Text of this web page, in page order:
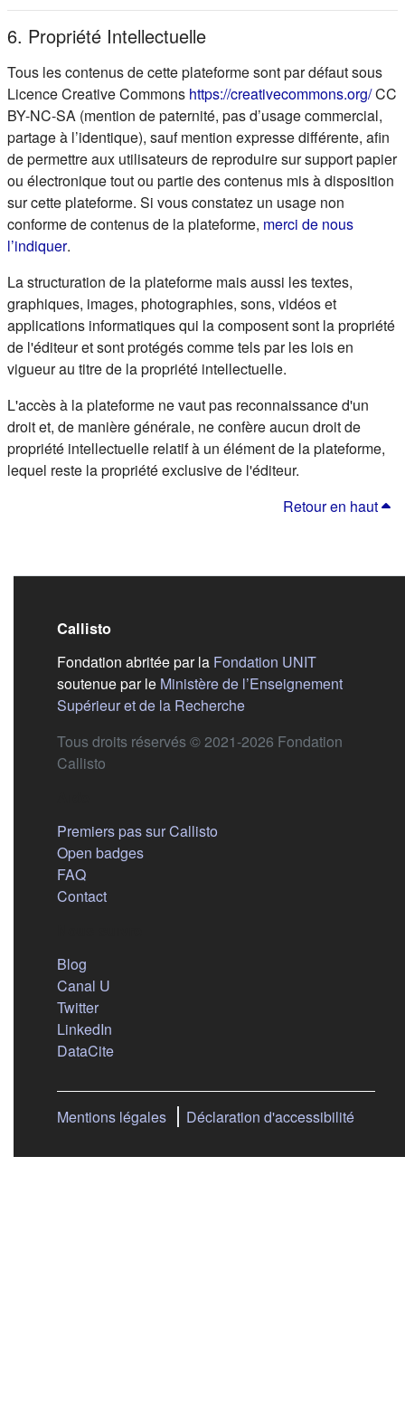
6. Propriété Intellectuelle
Tous les contenus de cette plateforme sont par défaut sous
Licence Creative Commons https://creativecommons.org/CC
BY-NC-SA (mention de paternité, pas d’usage commercial,
partage à l’identique), sauf mention expresse différente, afin
de permettre aux utilisateurs de reproduire sur support papier
ou électronique tout ou partie des contenus mis à disposition
sur cette plateforme. Si vous constatez un usage non
conforme de contenus de la plateforme, merci de nous
l’indiquer(s'ouvre dans un nouvel onglet)
.
La structuration de la plateforme mais aussi les textes,
graphiques, images, photographies, sons, vidéos et
applications informatiques qui la composent sont la propriété
de l'éditeur et sont protégés comme tels par les lois en
vigueur au titre de la propriété intellectuelle.
L'accès à la plateforme ne vaut pas reconnaissance d'un
droit et, de manière générale, ne confère aucun droit de
propriété intellectuelle relatif à un élément de la plateforme,
lequel reste la propriété exclusive de l'éditeur.
Retour en haut
Callisto
Fondation abritée par la Fondation UNIT(s'ouvre
soutenue par le Ministère de l’Enseignement
Supérieur et de la Recherche(s'ouvre dans un nouvel
Tous droits réservés © 2021-2026 Fondation
Callisto
Premiers pas sur Callisto
Open badges
FAQ
Contact
Blog
Canal U
Twitter(s'ouvre dans un nouvel onglet)
LinkedIn
DataCite(s'ouvre dans un nouvel onglet)
Mentions légales Déclaration d'accessibilité